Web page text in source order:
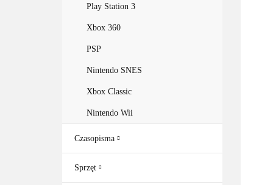
Play Station 3
Xbox 360
PSP
Nintendo SNES
Xbox Classic
Nintendo Wii
Czasopisma
Sprzęt